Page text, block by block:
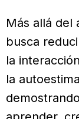
Más allá del
busca
la
la